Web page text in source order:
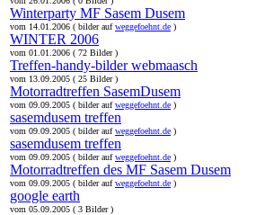
Winterparty MF Sasem Dusem
vom 14.01.2006 ( bilder aufweggefoehnt.de )
WINTER 2006
vom 01.01.2006 ( 72 Bilder )
Treffen-handy-bilder webmaasch
vom 13.09.2005 ( 25 Bilder )
Motorradtreffen SasemDusem
vom 09.09.2005 ( bilder aufweggefoehnt.de )
sasemdusem treffen
vom 09.09.2005 ( bilder aufweggefoehnt.de )
sasemdusem treffen
vom 09.09.2005 ( bilder aufweggefoehnt.de )
Motorradtreffen des MF Sasem Dusem
vom 09.09.2005 ( bilder aufweggefoehnt.de )
google earth
vom 05.09.2005 ( 3 Bilder )